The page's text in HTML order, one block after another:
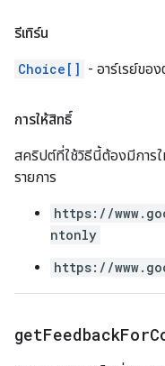
รีเทิร์น
Choice[] - อาร์เรย์ขอ
การให้สิทธิ์
สคริปต์ที่ใช้วิธีนี้ต้องมีการ
รายการ
https://
ntonly
https://
getFeedbackFor